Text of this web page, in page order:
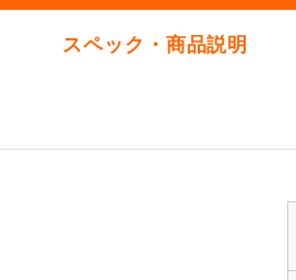
スペック・商品説明